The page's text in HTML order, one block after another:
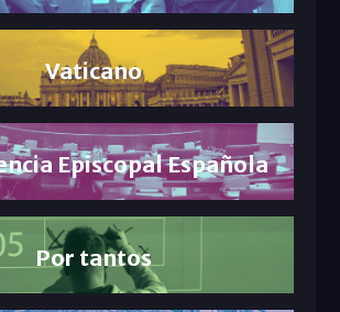
Vaticano
Episcopal Española
Por tantos